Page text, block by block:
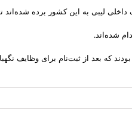
لیبی به این کشور برده شده‌اند تا
شده‌اند.
قره‌باغ را تکذیب کردند، اما ۴ نفر از این سوری‌ها به بی‌بی‌سی